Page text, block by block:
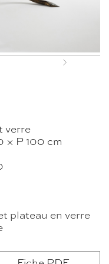
Next
verre
× P 100 cm
plateau en verre